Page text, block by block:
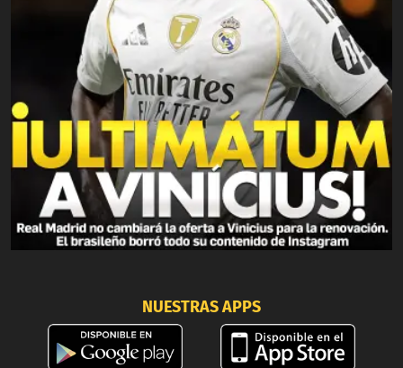
NUESTRAS APPS